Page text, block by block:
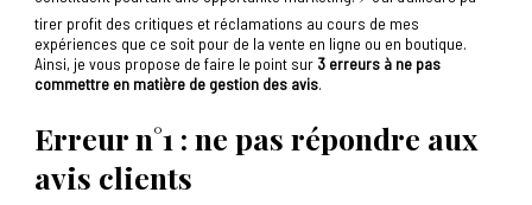
tirer profit des critiques et réclamations au cours de mes
expériences que ce soit pour de la vente en ligne ou en boutique.
Ainsi, je vous propose de faire le point sur 3 erreurs à ne pas
commettre en matière de gestion des avis.
Erreur n°1 : ne pas répondre aux
avis clients